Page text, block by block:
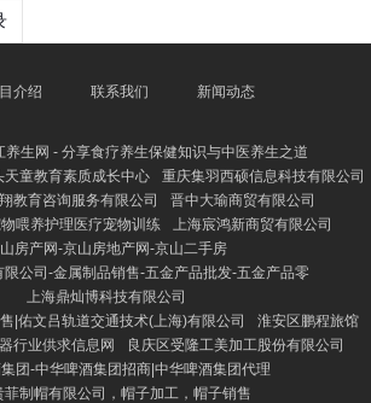
介绍 联系我们 新闻动态
养生网 - 分享食疗养生保健知识与中医养生之道
天童教育素质成长中心
重庆集羽西硕信息科技有限公司
教育咨询服务有限公司
晋中大瑜商贸有限公司
喂养护理医疗宠物训练
上海宸鸿新商贸有限公司
房产网-京山房地产网-京山二手房
公司-金属制品销售-五金产品批发-五金产品零
上海鼎灿博科技有限公司
|佑文吕轨道交通技术(上海)有限公司
淮安区鹏程旅馆
行业供求信息网
良庆区受隆工美加工股份有限公司
团-中华啤酒集团招商|中华啤酒集团代理
菲制帽有限公司，帽子加工，帽子销售